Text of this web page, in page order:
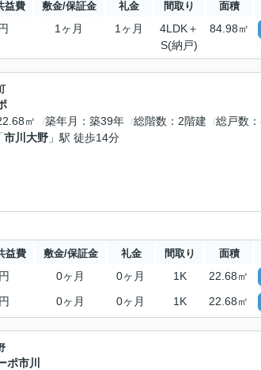
益費 敷金/保証金 礼金 間取り 面積
1ヶ月 1ヶ月
4LDK＋
S(納戸)
84.98㎡
㎡ 築年月 築39年 総階数 2階建 総戸数
「市川大野 」駅 徒歩14分
益費 敷金/保証金 礼金 間取り 面積
0ヶ月 0ヶ月 1K 22.68㎡
0ヶ月 0ヶ月 1K 22.68㎡
ポ市川